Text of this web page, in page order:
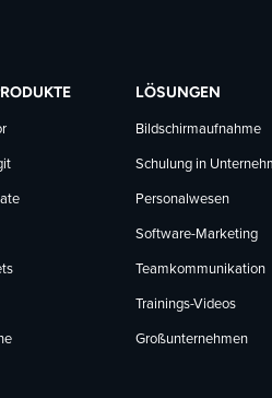
LÖSUNGEN
Bildschirmaufnahme
Schulung in
Personalwesen
Software-Marketing
Teamkommunikation
Trainings-Videos
Großunternehmen